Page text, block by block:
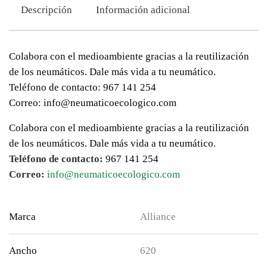
Descripción Información adicional
Colabora con el medioambiente gracias a la reutilización
de los neumáticos. Dale más vida a tu neumático.
Teléfono de contacto: 967 141 254
Correo: info@neumaticoecologico.com
Colabora con el medioambiente gracias a la reutilización
de los neumáticos. Dale más vida a tu neumático.
Teléfono de contacto: 967 141 254
Correo: info@neumaticoecologico.com
Marca Alliance
Ancho 620